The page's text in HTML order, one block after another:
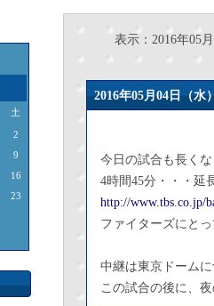
土
2
9
16
23
表示：2016年05月
2016年05月04日
今日の試合も長く
4時間45分・・・延
http://www.tbs.co.jp/
ファイターズにと
中継は東京ドーム
この試合の後に、